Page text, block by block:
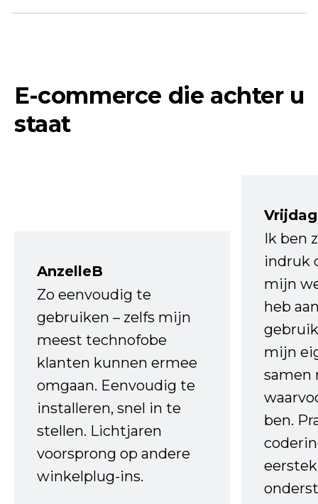
E-commerce die achter u
staat
AnzelleB
Zo eenvoudig te
gebruiken – zelfs mijn
meest technofobe
klanten kunnen ermee
omgaan. Eenvoudig te
installeren, snel in te
stellen. Lichtjaren
voorsprong op andere
winkelplug-ins.
Ik ben
indruk
mijn
heb
mijn
samen
ben.